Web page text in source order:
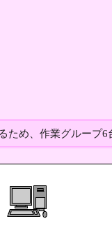
ため、作業グループ